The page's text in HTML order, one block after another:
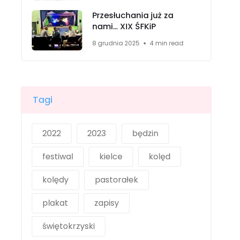
Przesłuchania już za
nami… XIX ŚFKiP
8 grudnia 2025 4 min read
Tagi
2022 2023
będzin
festiwal
kielce
kolęd
kolędy
pastorałek
plakat
zapisy
świętokrzyski